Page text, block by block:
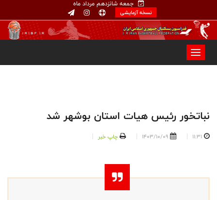
جمعه شانزدهم مرداد ماه
نسخه آزمایشی
نباتخور رئیس هیات استان بوشهر شد
11:31
1403/10/09 چاپ خبر